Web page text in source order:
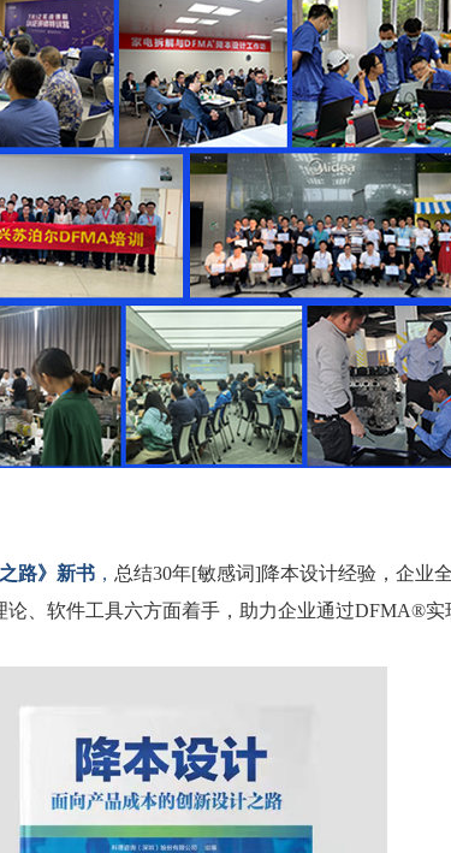
路》新书 ， 总结30年[敏感词]降本设计经验，企业
、软件工具六方面着手，助力企业通过DFMA®实